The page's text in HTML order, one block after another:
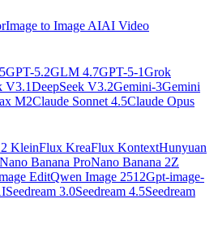
Image to Image AIAI Video
GPT-5.2GLM 4.7GPT-5-1Grok
V3.1DeepSeek V3.2Gemini-3Gemini
M2Claude Sonnet 4.5Claude Opus
KleinFlux KreaFlux KontextHunyuan
Nano Banana ProNano Banana 2Z
EditQwen Image 2512Gpt-image-
Seedream 3.0Seedream 4.5Seedream